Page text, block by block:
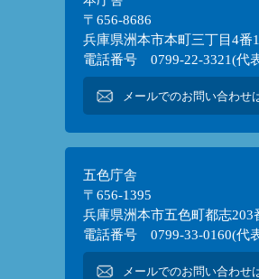
〒656-8686
兵庫県洲本市本町三丁目4番
電話番号 0799-22-3321(代
メールでのお問い合わせ
五色庁舎
〒656-1395
兵庫県洲本市五色町都志203
電話番号 0799-33-0160(代
メールでのお問い合わせ